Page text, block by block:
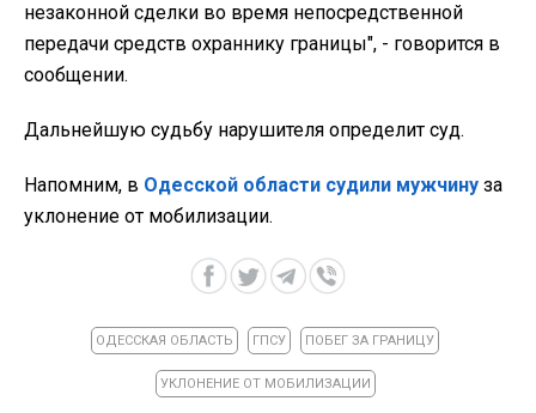
незаконной сделки во время непосредственной
передачи средств охраннику границы", - говорится в
сообщении.
Дальнейшую судьбу нарушителя определит суд.
Напомним, в Одесской области судили мужчину за
уклонение от мобилизации.
ОДЕССКАЯ ОБЛАСТЬ ГПСУ ПОБЕГ ЗА ГРАНИЦУ
УКЛОНЕНИЕ ОТ МОБИЛИЗАЦИИ